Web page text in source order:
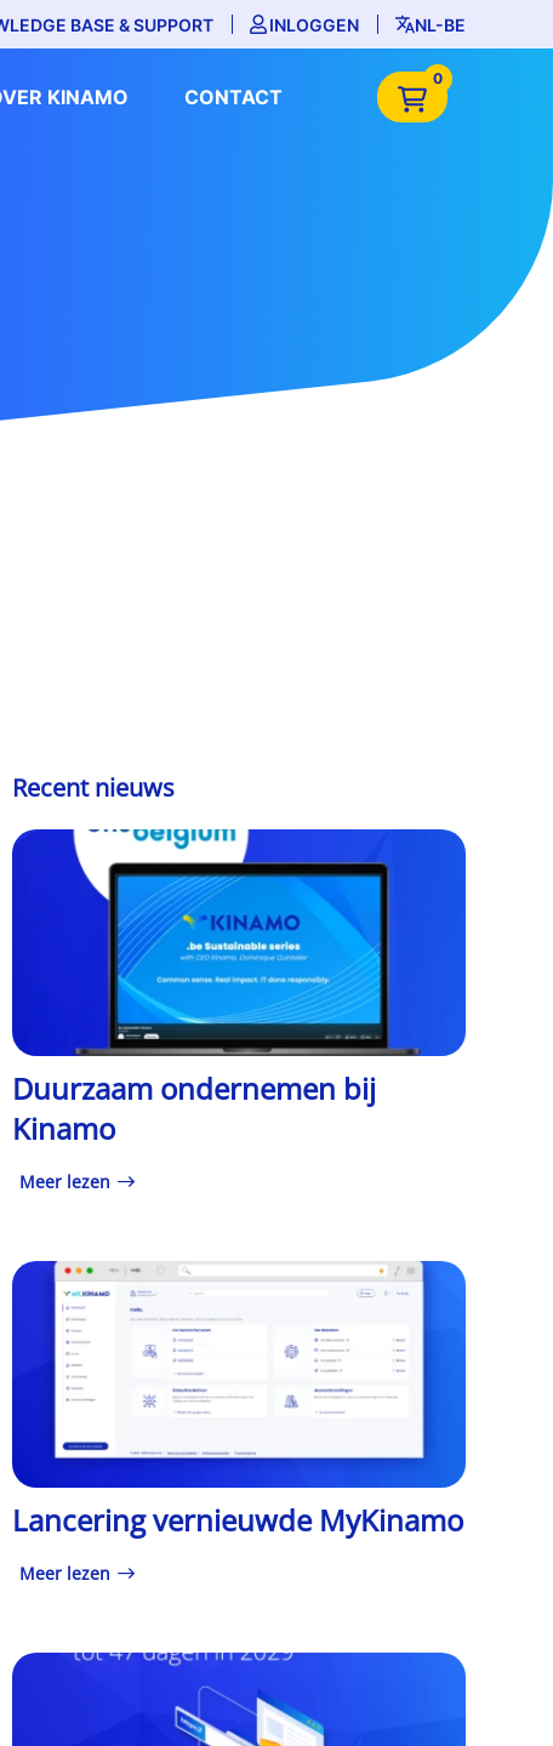
BASE & SUPPORT INLOGGEN NL-BE
KINAMO CONTACT
0
Recent nieuws
Duurzaam ondernemen bij
Kinamo
Meer lezen
Lancering vernieuwde MyKinamo
Meer lezen